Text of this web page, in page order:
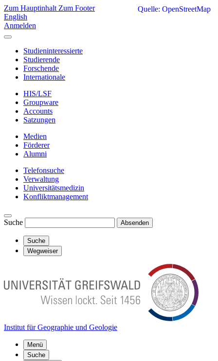
Zum Hauptinhalt Zum Footer
English
Anmelden
Studieninteressierte
Studierende
Forschende
Internationale
HIS/LSF
Groupware
Accounts
Satzungen
Medien
Förderer
Alumni
Telefonsuche
Verwaltung
Universitätsmedizin
Konfliktmanagement
Suche Absenden
Suche
Wegweiser
Institut für Geographie und Geologie
Menü
Suche
Quelle: OpenStreetMap